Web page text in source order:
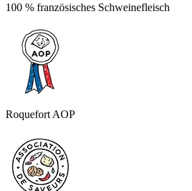
100 % französisches Schweinefleisch
Roquefort AOP